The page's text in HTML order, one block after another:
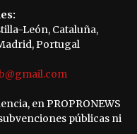
León, Cataluña,
Portugal
en PROPRONEWS
públicas ni